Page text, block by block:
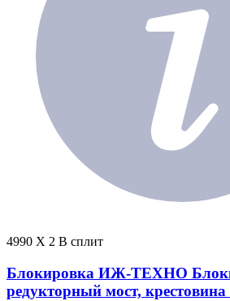
4990 X 2 В сплит
Блокировка ИЖ-ТЕХНО
редукторный мост,